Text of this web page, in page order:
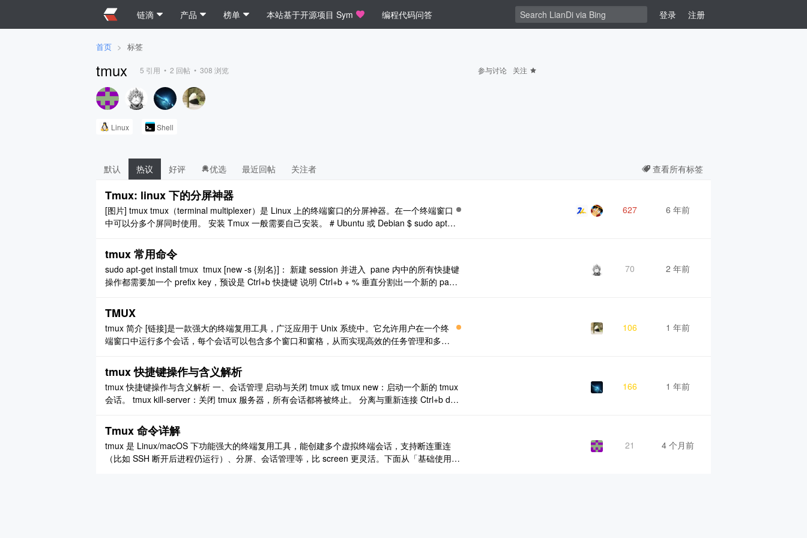
链滴 产品 榜单 本站基于开源项目 Sym 编程代码问答 登录 注册
首页 > 标签
tmux 5 引用 • 2 回帖 • 308 浏览 参与讨论 关注
Linux Shell
默认 热议 好评 优选 最近回帖 关注者 查看所有标签
Tmux: linux 下的分屏神器
[图片] tmux tmux（terminal multiplexer）是 Linux 上的终端窗口的分屏神器。在一个终端窗口
中可以分多个屏同时使用。 安装 Tmux 一般需要自己安装。 # Ubuntu 或 Debian $ sudo apt-g
627 6 年前
tmux 常用命令
sudo apt-get install tmux ‍ tmux [new -s {别名}]： 新建 session 并进入 ‍ pane 内中的所有快捷键
操作都需要加一个 prefix key，预设是 Ctrl+b 快捷键 说明 Ctrl+b + % 垂直分割出一个新的 pane
70 2 年前
TMUX
tmux 简介 [链接]是一款强大的终端复用工具，广泛应用于 Unix 系统中。它允许用户在一个终
端窗口中运行多个会话，每个会话可以包含多个窗口和窗格，从而实现高效的任务管理和多任
以及滚动查看历史输出等功能。无论是开发、运维，还是日 ..
106 1 年前
tmux 快捷键操作与含义解析
tmux 快捷键操作与含义解析 一、会话管理 启动与关闭 tmux 或 tmux new：启动一个新的 tmux
会话。 tmux kill-server：关闭 tmux 服务器，所有会话都将被终止。 分离与重新连接 Ctrl+b d：
166 1 年前
Tmux 命令详解
tmux 是 Linux/macOS 下功能强大的终端复用工具，能创建多个虚拟终端会话，支持断连重连
（比如 SSH 断开后进程仍运行）、分屏、会话管理等，比 screen 更灵活。下面从「基础使用」
21 4 个月前